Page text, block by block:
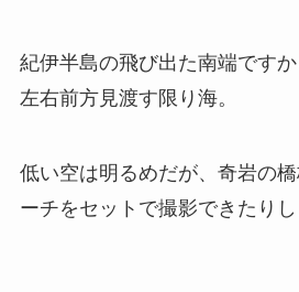
紀伊半島の飛び出た南端ですか
左右前方見渡す限り海。
低い空は明るめだが、奇岩の
ーチをセットで撮影できたりし